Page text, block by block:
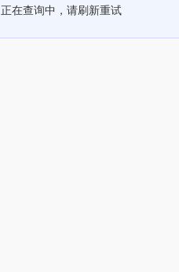
正在查询中，请刷新重试